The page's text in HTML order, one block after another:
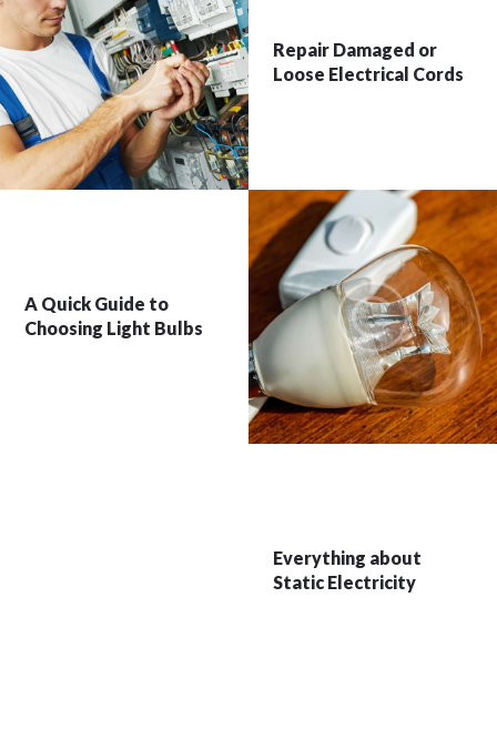
Repair Damaged or
Loose Electrical Cords
A Quick Guide to
Choosing Light Bulbs
Everything about
Static Electricity